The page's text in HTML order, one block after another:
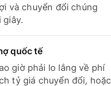
và chuyển đổi chúng
giây.
quốc tế
giờ phải lo lắng về phí
tỷ giá chuyển đổi, hoặc